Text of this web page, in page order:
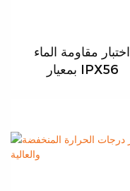
اختبار مقاومة الماء
بمعيار IPX56